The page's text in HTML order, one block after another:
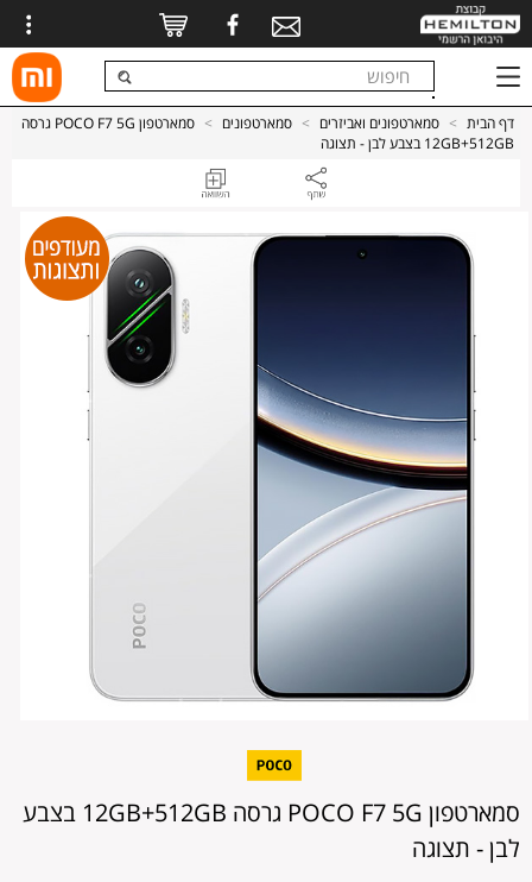
דף הבית > סמארטפונים ואביזרים > סמארטפונים >
סמארטפון POCO F7 5G גרסה
12GB+512GB בצבע לבן - תצוגה
סמארטפון POCO F7 5G גרסה 12GB+512GB בצבע
לבן - תצוגה